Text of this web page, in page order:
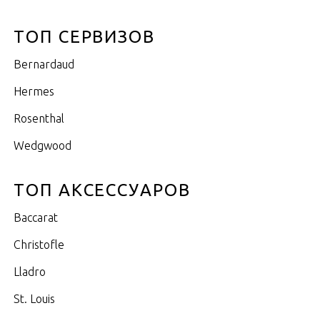
ТОП СЕРВИЗОВ
Bernardaud
Hermes
Rosenthal
Wedgwood
ТОП АКСЕССУАРОВ
Baccarat
Christofle
Lladro
St. Louis